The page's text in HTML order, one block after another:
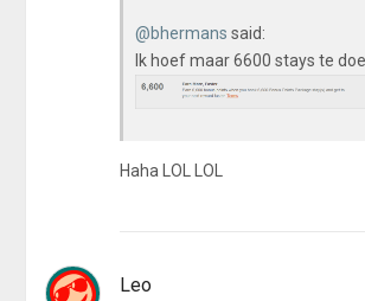
@bhermans said:
Ik hoef maar 6600 stays te
Haha LOL LOL
Leo